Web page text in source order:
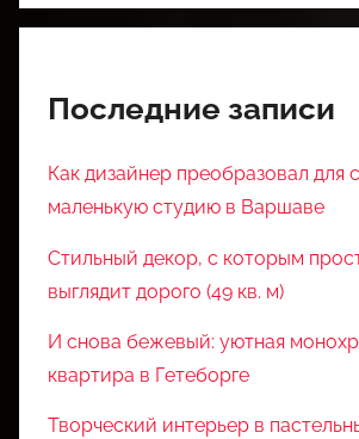
Последние записи
Как дизайнер преобразовал для
маленькую студию в Варшаве
Стильный декор, с которым
выглядит дорого (49 кв. м)
И снова бежевый: уютная
квартира в Гетеборге
Творческий интерьер в